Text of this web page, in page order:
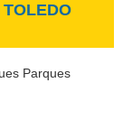
Parques